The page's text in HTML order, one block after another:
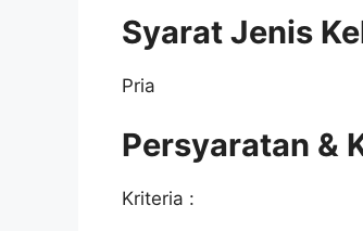
Syarat Jenis
Pria
Persyaratan &
Kriteria :